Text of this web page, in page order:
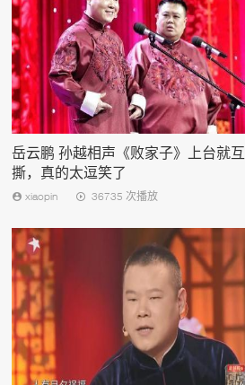
岳云鹏 孙越相声《败家子》上台就互
撕，真的太逗笑了
xiaopin 36735 次播放